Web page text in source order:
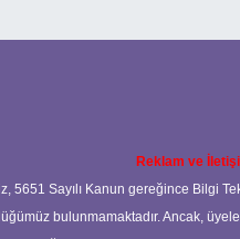
Reklam ve
5651 Sayılı Kanun gereğince Bilgi
bulunmamaktadır. Ancak,